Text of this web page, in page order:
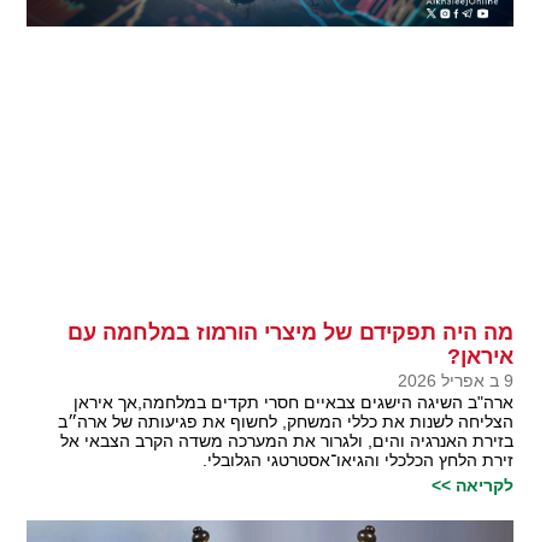
מה היה תפקידם של מיצרי הורמוז במלחמה עם
איראן?
9 ב אפריל 2026
ארה"ב השיגה הישגים צבאיים חסרי תקדים במלחמה,אך איראן
הצליחה לשנות את כללי המשחק, לחשוף את פגיעותה של ארה״ב
בזירת האנרגיה והים, ולגרור את המערכה משדה הקרב הצבאי אל
זירת הלחץ הכלכלי והגיאו־אסטרטגי הגלובלי.
לקריאה >>